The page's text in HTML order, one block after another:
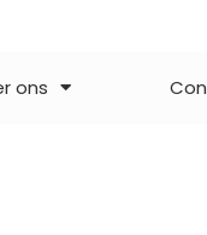
ons